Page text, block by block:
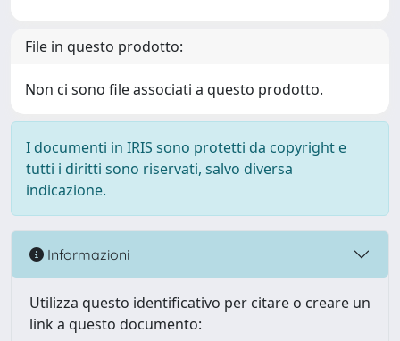
File in questo prodotto:
Non ci sono file associati a questo prodotto.
I documenti in IRIS sono protetti da copyright e
tutti i diritti sono riservati, salvo diversa
indicazione.
Informazioni
Utilizza questo identificativo per citare o creare un
link a questo documento: